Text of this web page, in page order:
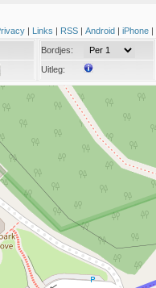
| Links | RSS | Android | iPhone |
Bordjes:
Uitleg: